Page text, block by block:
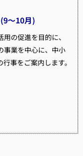
～10月)
の促進を目的に、
事業を中心に、中小
事をご案内します。